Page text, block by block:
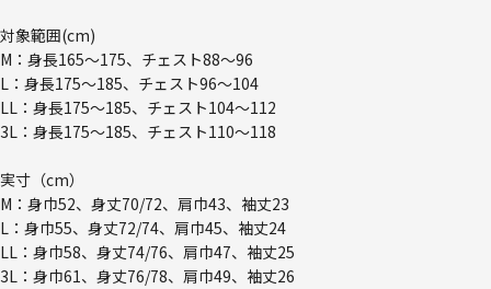
対象範囲(cm)
M：身長165～175、チェスト88～96
L：身長175～185、チェスト96～104
LL：身長175～185、チェスト104～112
3L：身長175～185、チェスト110～118
実寸（cm）
M：身巾52、身丈70/72、肩巾43、袖丈23
L：身巾55、身丈72/74、肩巾45、袖丈24
LL：身巾58、身丈74/76、肩巾47、袖丈25
3L：身巾61、身丈76/78、肩巾49、袖丈26